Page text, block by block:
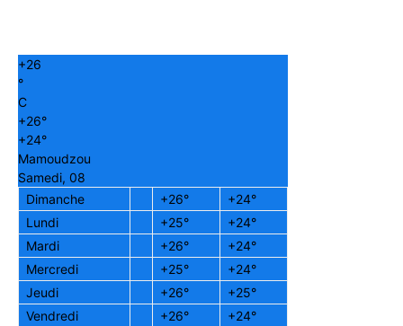
+26
°
C
+26°
+24°
Mamoudzou
Samedi, 08
Dimanche
+26° +24°
Lundi
+25° +24°
Mardi
+26° +24°
Mercredi
+25° +24°
Jeudi
+26° +25°
Vendredi
+26° +24°